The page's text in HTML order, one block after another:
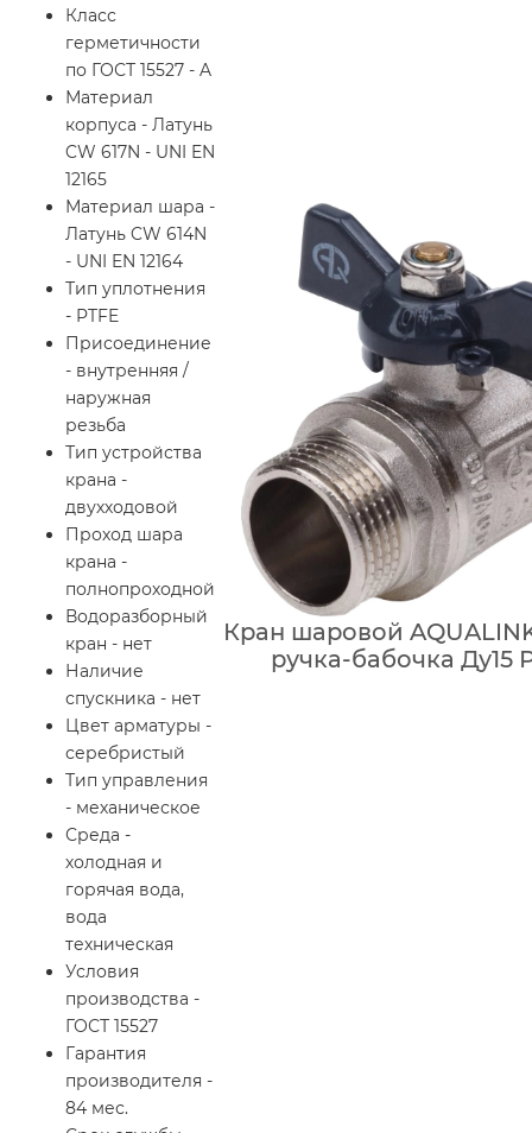
Класс
герметичности
по ГОСТ 15527 - A
Материал
корпуса - Латунь
CW 617N - UNI EN
12165
Материал шара -
Латунь CW 614N
- UNI EN 12164
Тип уплотнения
- PTFE
Присоединение
- внутренняя /
наружная
резьба
Тип устройства
крана -
двухходовой
Проход шара
крана -
полнопроходной
Водоразборный
кран - нет
Наличие
спускника - нет
Цвет арматуры -
серебристый
Тип управления
- механическое
Среда -
холодная и
горячая вода,
вода
техническая
Условия
производства -
ГОСТ 15527
Гарантия
производителя -
84 мес.
Кран шаровой
ручка-бабочка Ду15